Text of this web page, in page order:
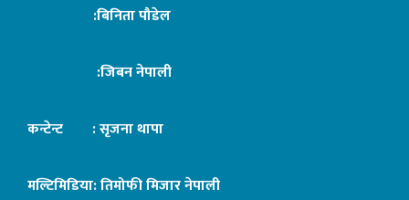
:बिनिता पौडेल
:जिबन नेपाली
कन्टेन्ट : सृजना थापा
मल्टिमिडिया: तिमोफी मिजार नेपाली